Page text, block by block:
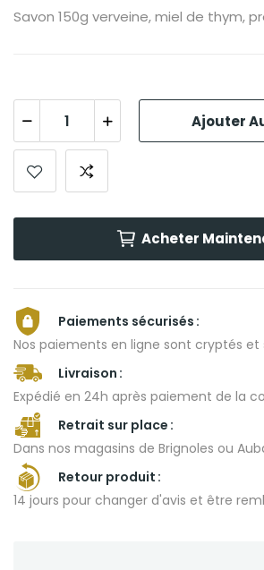
Savon 150g verveine, miel de thym,
Ajouter
Acheter
Paiements sécurisés
Nos paiements en ligne sont cryptés et
Livraison
Expédié en 24h après paiement de la
Retrait sur place
Dans nos magasins de Brignoles ou
Retour produit
14 jours pour changer d'avis et être